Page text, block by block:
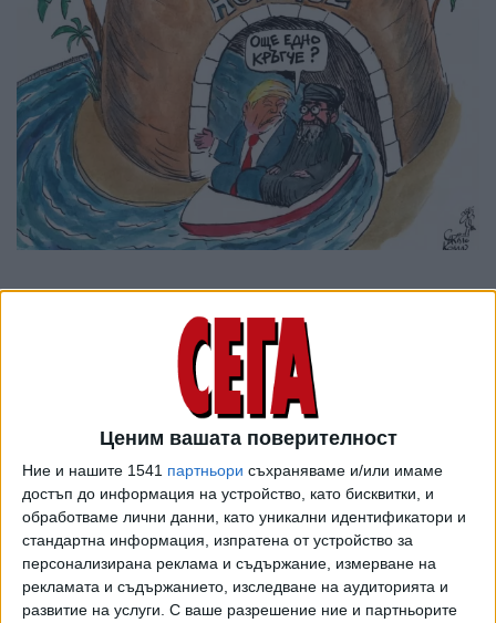
Ценим вашата поверителност
Ние и нашите 1541 партньори съхраняваме и/или имаме
достъп до информация на устройство, като бисквитки, и
обработваме лични данни, като уникални идентификатори и
стандартна информация, изпратена от устройство за
персонализирана реклама и съдържание, измерване на
рекламата и съдържанието, изследване на аудиторията и
развитие на услуги. С ваше разрешение ние и партньорите
ПОСЛЕ Разгледай всички